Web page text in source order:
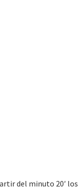
del minuto 20′ los